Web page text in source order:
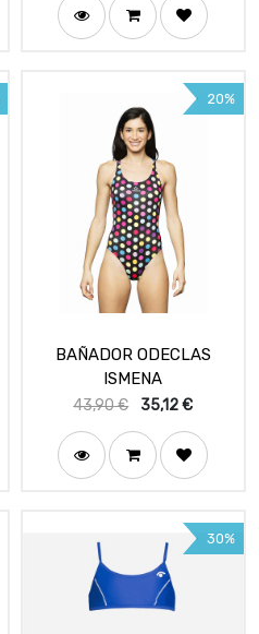
20%
BAÑADOR ODECLAS
ISMENA
43,90€ 35,12€
30%